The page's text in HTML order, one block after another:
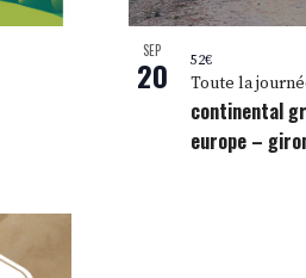
SEP
20
continental
europe –
Toute la
52€